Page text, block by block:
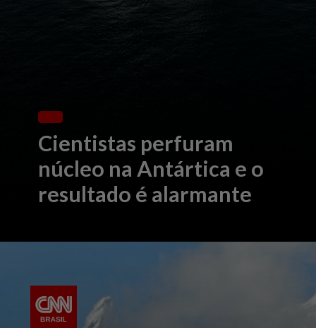
Cientistas perfuram
núcleo na Antártica e o
resultado é alarmante